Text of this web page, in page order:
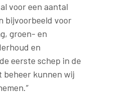
voor een aantal
bijvoorbeeld voor
groen- en
en
eerste schep in de
kunnen wij